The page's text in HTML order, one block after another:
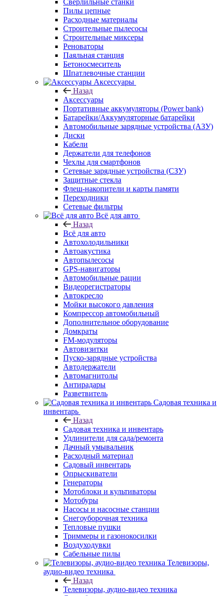
Сверлильные станки
Пилы цепные
Расходные материалы
Строительные пылесосы
Строительные миксеры
Реноваторы
Паяльная станция
Бетоносмеситель
Шпатлевочные станции
Аксессуары
Назад
Аксессуары
Портативные аккумуляторы (Power bank)
Батарейки/Аккумуляторные батарейки
Автомобильные зарядные устройства (АЗУ)
Диски
Кабели
Держатели для телефонов
Чехлы для смартфонов
Сетевые зарядные устройства (СЗУ)
Защитные стекла
Флеш-накопители и карты памяти
Переходники
Сетевые фильтры
Всё для авто
Назад
Всё для авто
Автохолодильники
Автоакустика
Автопылесосы
GPS-навигаторы
Автомобильные рации
Видеорегистраторы
Автокресло
Мойки высокого давления
Компрессор автомобильный
Дополнительное оборудование
Домкраты
FM-модуляторы
Автовизитки
Пуско-зарядные устройства
Автодержатели
Автомагнитолы
Антирадары
Разветвитель
Садовая техника и
инвентарь
Назад
Садовая техника и инвентарь
Удлинители для сада/ремонта
Дачный умывальник
Расходный материал
Садовый инвентарь
Опрыскиватели
Генераторы
Мотоблоки и культиваторы
Мотобуры
Насосы и насосные станции
Снегоуборочная техника
Тепловые пушки
Триммеры и газонокосилки
Воздуходувки
Сабельные пилы
Телевизоры,
аудио-видео техника
Назад
Телевизоры, аудио-видео техника